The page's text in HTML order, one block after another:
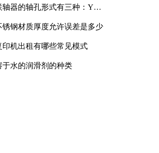
轴器的轴孔形式有三种：Y
锈钢材质厚度允许误差是多少
印机出租有哪些常见模式
于水的润滑剂的种类